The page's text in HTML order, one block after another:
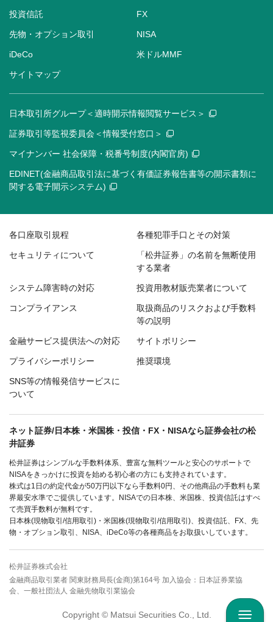
投資信託 FX
先物・オプション取引 NISA
iDeCo 米ドルMMF
サイトマップ
日本取引所グループ＜適時開示情報閲覧サービス＞
証券取引等監視委員会＜情報受付窓口＞
マイナンバー 社会保障・税番号制度(内閣官房)
EDINET(金融商品取引法に基づく有価証券報告書等の開示書類に
関する電子開示システム)
各口座取引規程 各種犯罪手口とその対策
セキュリティについて
「松井証券」の名前を無断使用
する業者
システム障害時の対応 投資用教材販売業者について
コンプライアンス
取扱商品のリスクおよび手数料
等の説明
金融サービス提供法への対応 サイトポリシー
プライバシーポリシー 推奨環境
SNS等の情報発信サービスに
ついて
ネット証券/日本株・米国株・投信・FX・NISAなら証券会社の松
井証券
松井証券はシンプルな手数料体系、豊富な無料ツールと安心のサポートで
NISAをきっかけに投資を始める初心者の方にも支持されています。
株式は1日の約定代金が50万円以下なら手数料0円、その他商品の手数料も業
界最安水準でご提供しています。NISAでの日本株、米国株、投資信託はすべ
て売買手数料が無料です。
日本株(現物取引/信用取引)・米国株(現物取引/信用取引)、投資信託、FX、先
物・オプション取引、NISA、iDeCo等の各種商品をお取扱いしています。
松井証券株式会社
金融商品取引業者 関東財務局長(金商)第164号 加入協会：日本証券業協
会、一般社団法人 金融先物取引業協会
Copyright © Matsui Securities Co., Ltd.